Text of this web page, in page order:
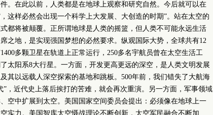
。在此以前，人类都是在地球上观察和研究自然。今后就可以在
这样必然会出现一个科学上大发展、大创造的时期”。站在太空的
都将被颠覆。正所谓地球是人类的摇篮，但人类不可能永远生活
之地，是实现强国梦想的必然要求。纵观国际大势，全球共有12
多颗卫星在轨道上正常运行，250多名宇航员曾在太空生活工
太阳系8大行星。一方面，开发更高更远的深空，是人类文明发展
其以远载人深空探索的基地和跳板。500年前，我们错失了大航海
”，近代史上落后挨打的苦难，就会再次重演。另一方面，军事领域
空中扩展到太空。美国国家空间委员会提出：必须像在地球上一
实力。美国智库太空慑战理论不断创新，太空军民融合不断加